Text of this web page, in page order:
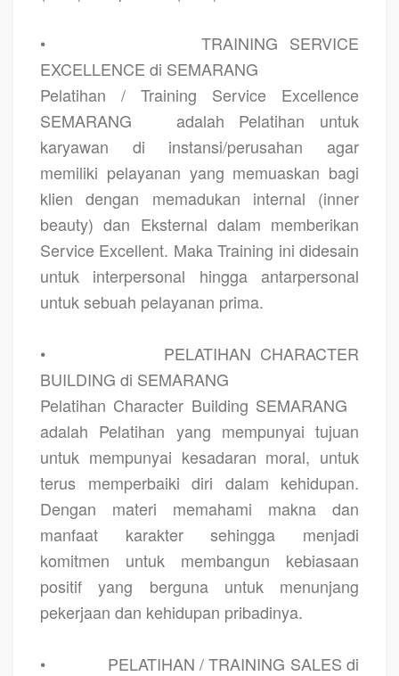
•
TRAINING SERVICE
EXCELLENCE di SEMARANG
Pelatihan / Training Service Excellence
SEMARANG
adalah Pelatihan untuk
karyawan di instansi/perusahan agar
memiliki pelayanan yang memuaskan bagi
klien dengan memadukan internal (inner
beauty) dan Eksternal dalam memberikan
Service Excellent. Maka Training ini didesain
untuk interpersonal hingga antarpersonal
untuk sebuah pelayanan prima.
•
PELATIHAN CHARACTER
BUILDING di SEMARANG
Pelatihan Character Building SEMARANG
adalah Pelatihan yang mempunyai tujuan
untuk mempunyai kesadaran moral, untuk
terus memperbaiki diri dalam kehidupan.
Dengan materi memahami makna dan
manfaat karakter sehingga menjadi
komitmen untuk membangun kebiasaan
positif yang berguna untuk menunjang
pekerjaan dan kehidupan pribadinya.
•
PELATIHAN / TRAINING SALES di